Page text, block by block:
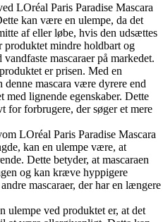
LOréal Paris Paradise Mascara
kan være en ulempe, da det
af eller løbe, hvis den udsættes
mindre holdbart og
mascaraer på markedet.
er prisen. Med en
denne mascara være dyrere end
med lignende egenskaber. Dette
for forbrugere, der søger et mere
LOréal Paris Paradise Mascara
kan en ulempe være, at
Dette betyder, at mascaraen
og kan kræve hyppigere
mascaraer, der har en længere
ulempe ved produktet er, at det